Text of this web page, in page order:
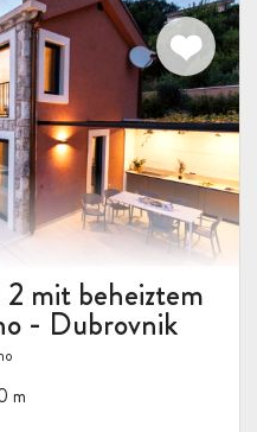
2 mit beheiztem
- Dubrovnik
m